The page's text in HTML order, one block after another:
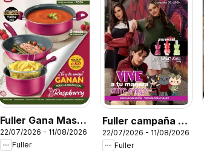
Fuller Gana Mas 8
2026
22/07/2026 - 11/08/2026
Fuller
Fuller campaña 8
2026
22/07/2026 - 11/08/2026
Fuller